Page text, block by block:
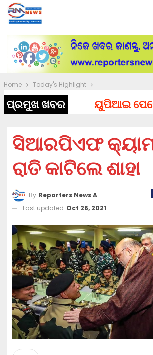
Home Today's Highlight
ପ୍ରମୁଖ ଖବର ୟୁପିଆଇ
ସିଆରପିଏଫ
ରାତି କାଟିଲେ ଶାହା
By Reporters News Agency
Last updated Oct 26, 2021